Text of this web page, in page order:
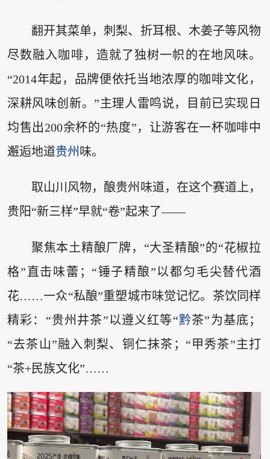
翻开其菜单，刺梨、折耳根、木姜子等风物
尽数融入咖啡，造就了独树一帜的在地风味。
“2014年起，品牌便依托当地浓厚的咖啡文化，
深耕风味创新。”主理人雷鸣说，目前已实现日
均售出200余杯的“热度”，让游客在一杯咖啡中
邂逅地道贵州 味。
取山川风物，酿贵州味道，在这个赛道上，
贵阳“新三样”早就“卷”起来了——
聚焦本土精酿厂牌，“大圣精酿”的“花椒拉
格”直击味蕾；“锤子精酿”以都匀毛尖替代酒
花……一众“私酿”重塑城市味觉记忆。茶饮同样
精彩：“贵州井茶”以遵义红等“黔茶”为基底；
“去茶山”融入刺梨、铜仁抹茶；“甲秀茶”主打
“茶+民族文化”……